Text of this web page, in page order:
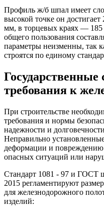
Профиль ж/б шпал имеет
высокой точке он
мм, в торцевых краях —
общего пользования
параметры неизменны, так
строятся по единому
Государственные
требования к
При строительстве
требования и нормы
надежности и
Неправильно
деформации и повреждению
опасных ситуаций или
Стандарт 1081 - 97 и ГОСТ
2015 регламентируют
для железнодорожного
изделий: